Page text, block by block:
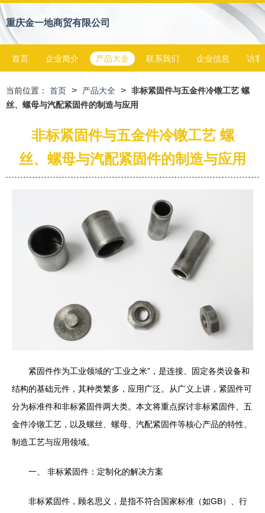
重庆金一地商贸有限公司
首页 企业简介 产品大全 联系我们 企业信息 访客
当前位置： 首页 > 产品大全 > 非标紧固件与五金件冷镦工艺 螺
丝、螺母与汽配紧固件的制造与应用
非标紧固件与五金件冷镦工艺 螺
丝、螺母与汽配紧固件的制造与应用
紧固件作为工业领域的“工业之米”，是连接、固定各类设备和
结构的基础元件，其种类繁多，应用广泛。从广义上讲，紧固件可
分为标准件和非标紧固件两大类。本文将重点探讨非标紧固件、五
金件冷镦工艺，以及螺丝、螺母、汽配紧固件等核心产品的特性、
制造工艺与应用领域。
一、 非标紧固件：定制化的解决方案
非标紧固件，顾名思义，是指不符合国家标准（如GB）、行